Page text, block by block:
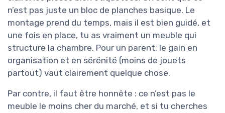
n’est pas juste un bloc de planches basique. Le
montage prend du temps, mais il est bien guidé, et
une fois en place, tu as vraiment un meuble qui
structure la chambre. Pour un parent, le gain en
organisation et en sérénité (moins de jouets
partout) vaut clairement quelque chose.
Par contre, il faut être honnête : ce n’est pas le
meuble le moins cher du marché, et si tu cherches